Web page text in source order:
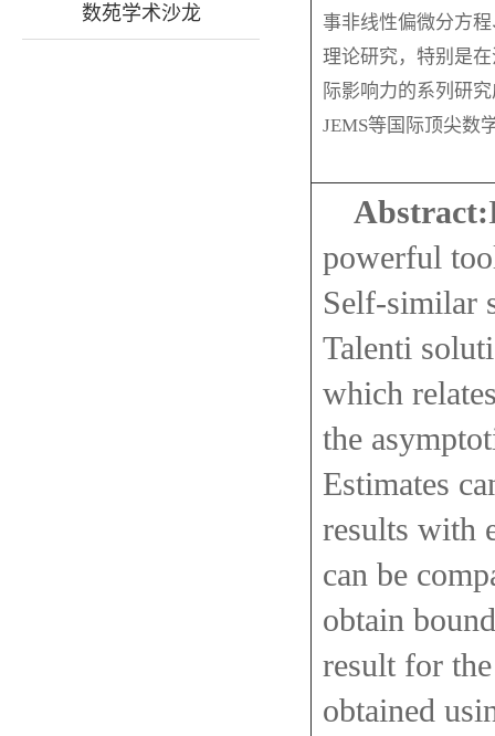
数苑学术沙龙
事非线性偏微分方
理论研究，特别是
际影响力的系列研
JEMS等国际顶尖数
Abstract:
powerful
Self-similar
Talenti
which
the
Estimates
results with
can be
obtain
result for
obtained